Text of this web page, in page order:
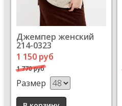
Джемпер женский
214-0323
1 150 руб
1 770 руб
Размер